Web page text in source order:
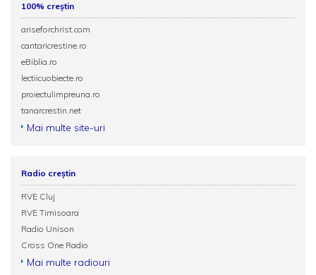
100% creștin
ariseforchrist.com
cantaricrestine.ro
eBiblia.ro
lectiicuobiecte.ro
proiectulimpreuna.ro
tanarcrestin.net
Mai multe site-uri
Radio creștin
RVE Cluj
RVE Timisoara
Radio Unison
Cross One Radio
Mai multe radiouri